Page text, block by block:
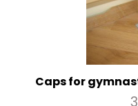
Caps for